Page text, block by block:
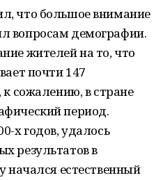
что большое внимание
вопросам демографии.
жителей на то, что
почти 147
сожалению, в стране
период.
х годов, удалось
результатов в
начался естественный